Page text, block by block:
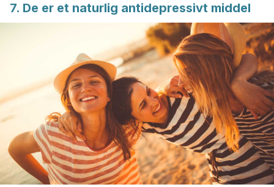
7. De er et naturlig antidepressivt middel